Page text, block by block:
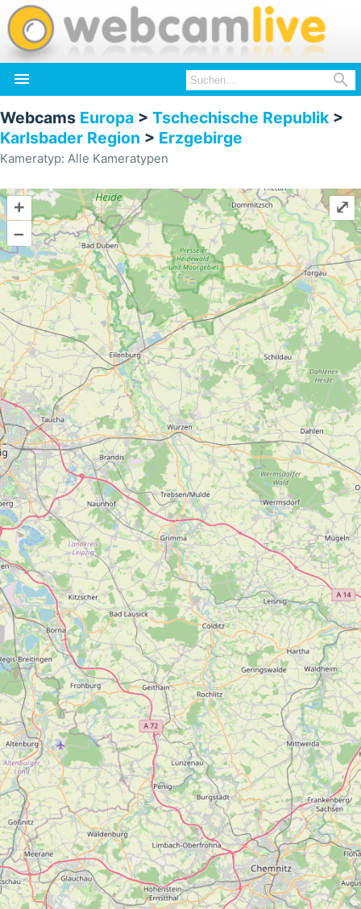
 
Webcams Europa > Tschechische Republik >
Karlsbader Region > Erzgebirge
Kameratyp: Alle Kameratypen
+
–
⤢